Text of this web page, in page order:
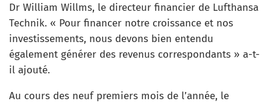
Dr William Willms, le directeur financier de Lufthansa
Technik. « Pour financer notre croissance et nos
investissements, nous devons bien entendu
également générer des revenus correspondants » a-t-
il ajouté.
Au cours des neuf premiers mois de l’année, le